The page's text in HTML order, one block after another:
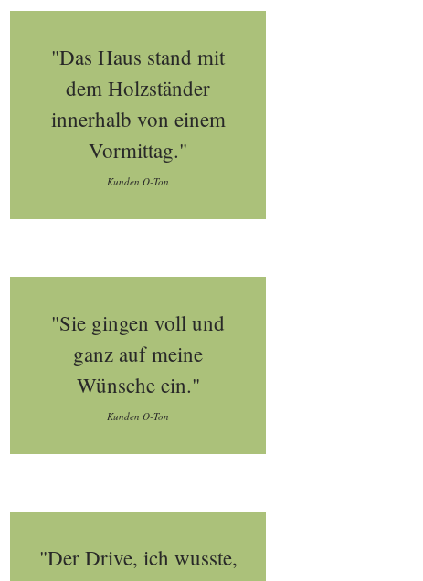
"Das Haus stand mit
dem Holzständer
innerhalb von einem
Vormittag."
Kunden O-Ton
"Sie gingen voll und
ganz auf meine
Wünsche ein."
Kunden O-Ton
"Der Drive, ich wusste,